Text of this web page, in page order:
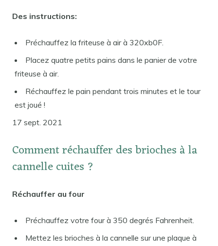
Des instructions:
Préchauffez la friteuse à air à 320xb0F.
Placez quatre petits pains dans le panier de votre
friteuse à air.
Réchauffez le pain pendant trois minutes et le tour
est joué !
17 sept. 2021
Comment réchauffer des brioches à la
cannelle cuites ?
Réchauffer au four
Préchauffez votre four à 350 degrés Fahrenheit.
Mettez les brioches à la cannelle sur une plaque à